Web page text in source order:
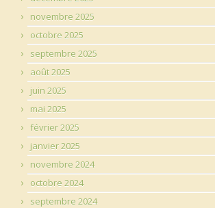
novembre 2025
octobre 2025
septembre 2025
août 2025
juin 2025
mai 2025
février 2025
janvier 2025
novembre 2024
octobre 2024
septembre 2024